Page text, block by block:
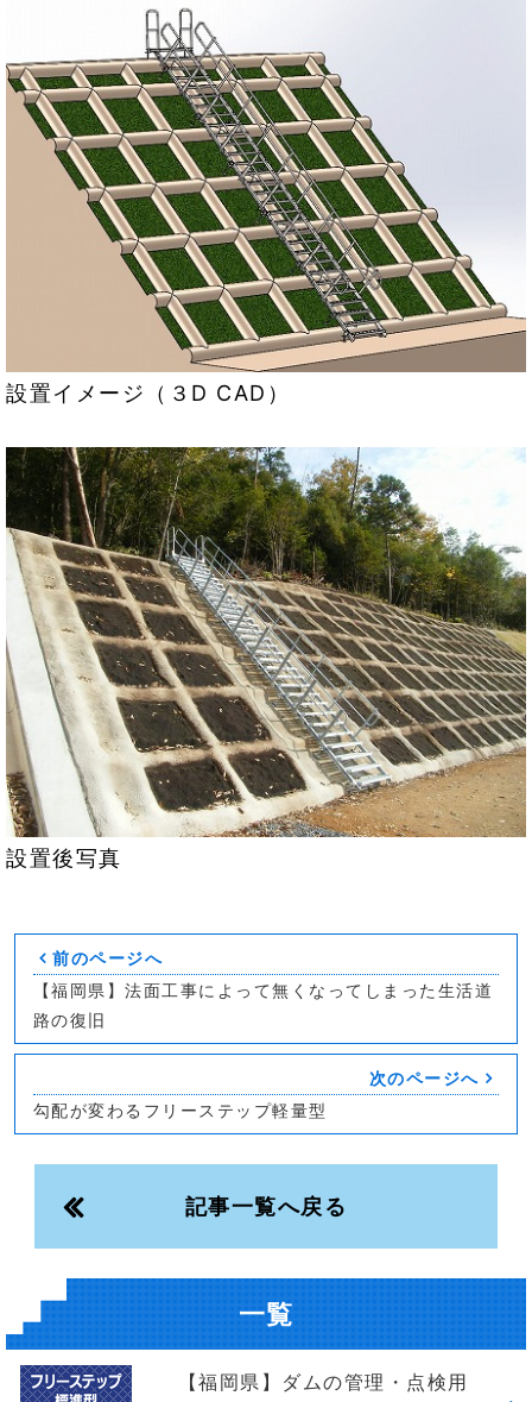
設置イメージ（３D CAD）
設置後写真
前のページへ
【福岡県】法面工事によって無くなってしまった生活道
路の復旧
次のページへ
勾配が変わるフリーステップ軽量型
記事一覧へ戻る
一覧
【福岡県】ダムの管理・点検用